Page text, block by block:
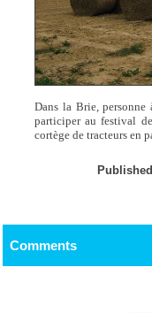
Dans la Brie,
participer au festival
cortège de tracteurs en
Comments